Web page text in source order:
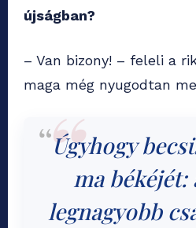
újságban?
– Van bizony! – feleli a
maga még nyugodtan
Úgyhogy
ma
legnagyobb